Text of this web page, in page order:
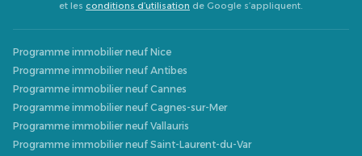
et les conditions d’utilisation de Google s’appliquent.
Programme immobilier neuf Nice
Programme immobilier neuf Antibes
Programme immobilier neuf Cannes
Programme immobilier neuf Cagnes-sur-Mer
Programme immobilier neuf Vallauris
Programme immobilier neuf Saint-Laurent-du-Var